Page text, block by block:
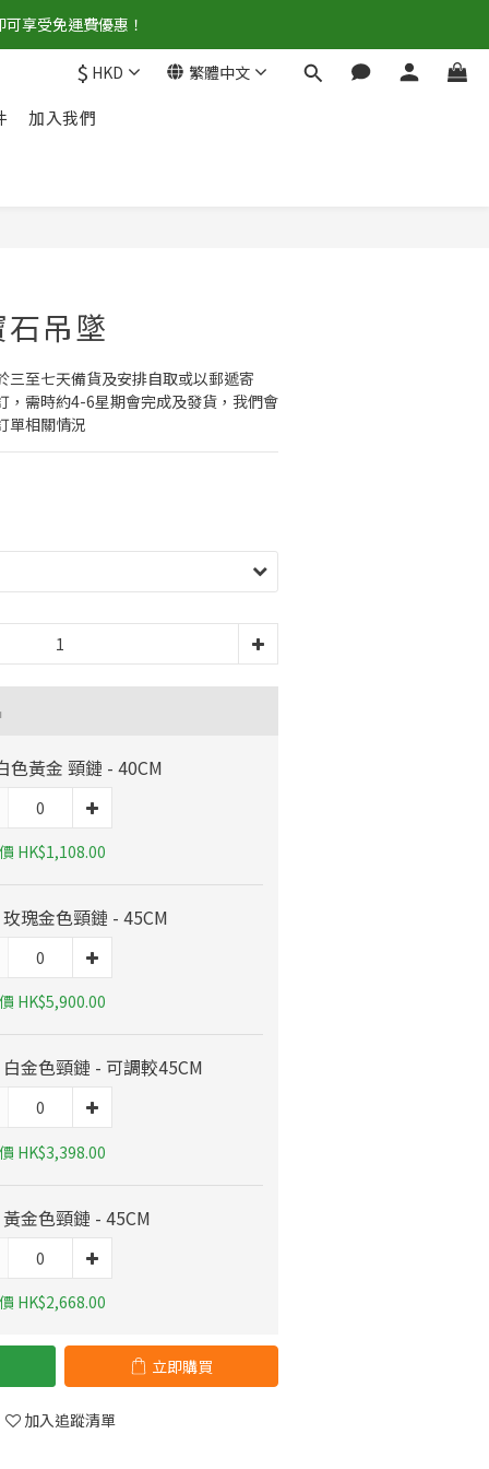
享受免運費優惠！
$ HKD 繁體中文
加入我們
吊墜
三至七天備貨及安排自取或以郵遞寄
，需時約4-6星期會完成及發貨，我們會
單相關情況
色黃金 頸鏈 - 40CM
HK$1,108.00
瑰金色頸鏈 - 45CM
HK$5,900.00
金色頸鏈 - 可調較45CM
HK$3,398.00
金色頸鏈 - 45CM
HK$2,668.00
立即購買
加入追蹤清單